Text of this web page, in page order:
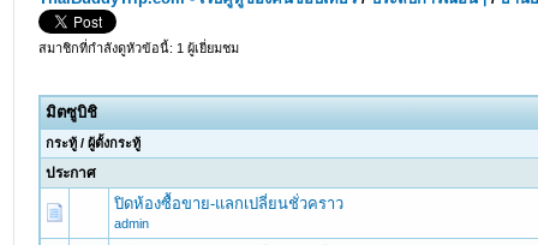
สมาชิกที่กำลังดูหัวข้อนี้: 1 ผู้เยี่ยมชม
มิตซูบิชิ
กระทู้ /ผู้ตั้งกระทู้
ประกาศ
ปิดห้องซื้อขาย-แลกเปลี่ยนชั่วคราว
admin